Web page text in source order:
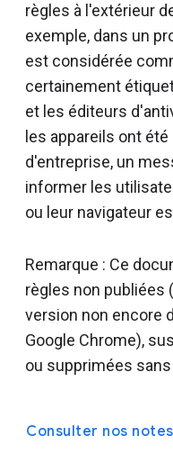
règles à l'extérieur
exemple, dans un
est considérée
certainement
et les éditeurs
les appareils ont
d'entreprise, un
informer les
ou leur navigateur
Remarque : Ce
règles non publiées
version non encore
Google Chrome),
ou supprimées
Consulter nos